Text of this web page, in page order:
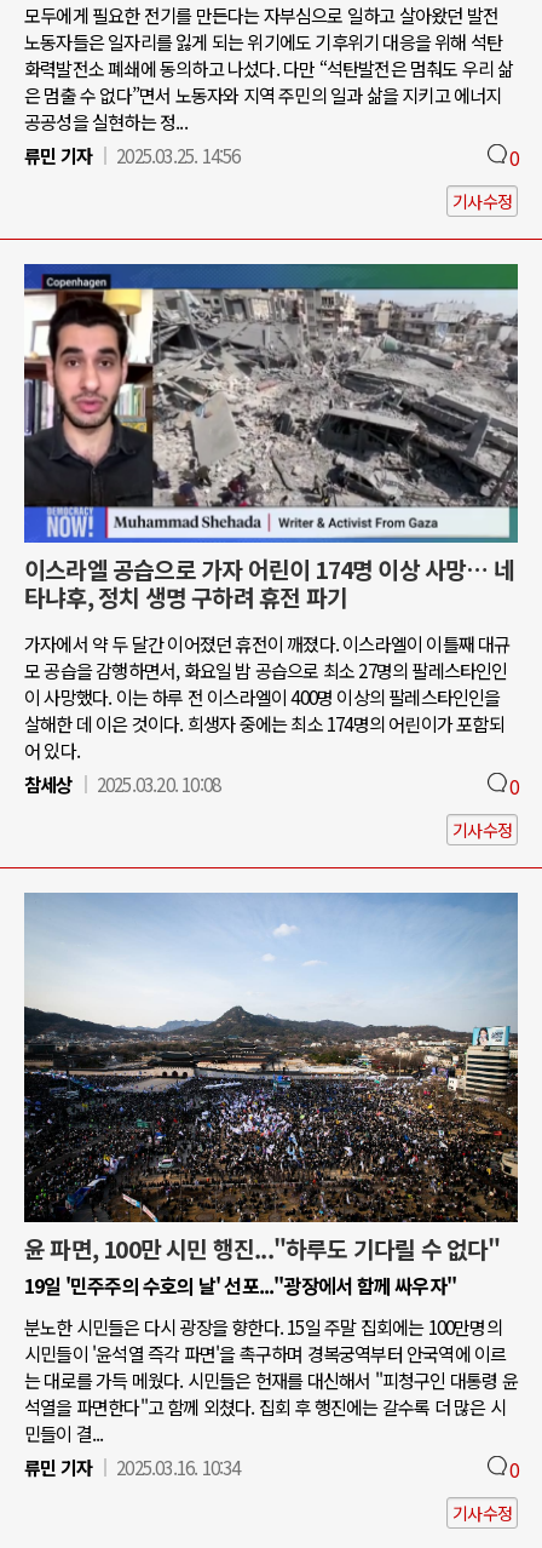
모두에게 필요한 전기를 만든다는 자부심으로 일하고 살아왔던 발전
노동자들은 일자리를 잃게 되는 위기에도 기후위기 대응을 위해 석탄
화력발전소 폐쇄에 동의하고 나섰다. 다만 “석탄발전은 멈춰도 우리 삶
은 멈출 수 없다”면서 노동자와 지역 주민의 일과 삶을 지키고 에너지
공공성을 실현하는 정...
류민 기자
2025.03.25. 14:56 0
기사수정
이스라엘 공습으로 가자 어린이 174명 이상 사망… 네
타냐후, 정치 생명 구하려 휴전 파기
가자에서 약 두 달간 이어졌던 휴전이 깨졌다. 이스라엘이 이틀째 대규
모 공습을 감행하면서, 화요일 밤 공습으로 최소 27명의 팔레스타인인
이 사망했다. 이는 하루 전 이스라엘이 400명 이상의 팔레스타인인을
살해한 데 이은 것이다. 희생자 중에는 최소 174명의 어린이가 포함되
어 있다.
참세상
2025.03.20. 10:08 0
기사수정
윤 파면, 100만 시민 행진..."하루도 기다릴 수 없다"
19일 '민주주의 수호의 날' 선포..."광장에서 함께 싸우자"
분노한 시민들은 다시 광장을 향한다. 15일 주말 집회에는 100만명의
시민들이 '윤석열 즉각 파면'을 촉구하며 경복궁역부터 안국역에 이르
는 대로를 가득 메웠다. 시민들은 헌재를 대신해서 "피청구인 대통령 윤
석열을 파면한다"고 함께 외쳤다. 집회 후 행진에는 갈수록 더 많은 시
민들이 결...
류민 기자
2025.03.16. 10:34 0
기사수정